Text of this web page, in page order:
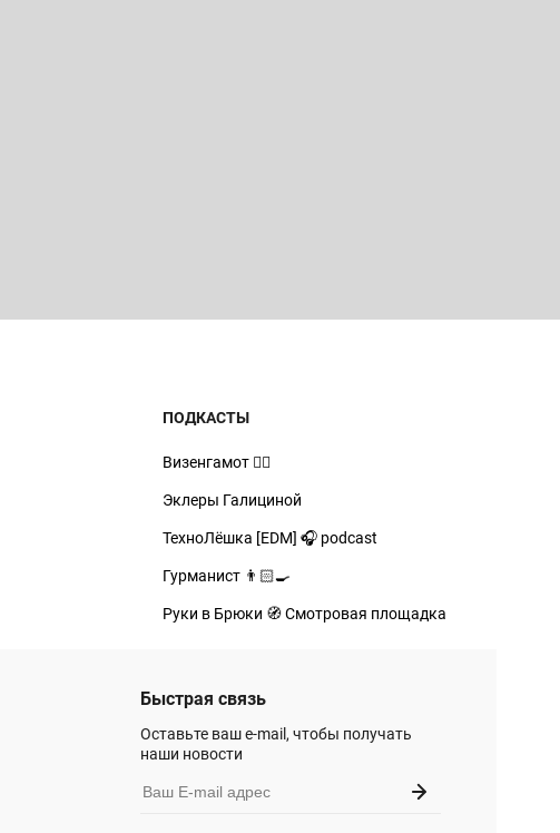
ПОДКАСТЫ
Визенгамот 🧙‍♂️
Эклеры Галициной
ТехноЛёшка [EDM] 🎧 podcast
Гурманист 👨🏻‍🍳
Руки в Брюки 🧭 Смотровая площадка
Быстрая связь
Оставьте ваш e-mail, чтобы получать
наши новости